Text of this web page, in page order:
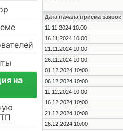
на
Дата начала приема заявок
11.11.2024 10:00
16.11.2024 10:00
21.11.2024 10:00
26.11.2024 10:00
01.12.2024 10:00
06.12.2024 10:00
11.12.2024 10:00
16.12.2024 10:00
21.12.2024 10:00
26.12.2024 10:00